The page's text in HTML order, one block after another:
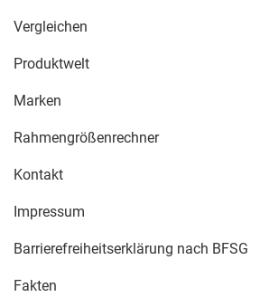
Vergleichen
Produktwelt
Marken
Rahmengrößenrechner
Kontakt
Impressum
Barrierefreiheitserklärung nach BFSG
Fakten